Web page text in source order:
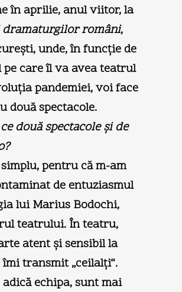
în aprilie, anul viitor, la
dramaturgilor români,
unde, în funcţie de
pe care îl va avea teatrul
pandemiei, voi face
două spectacole.
două spectacole şi de
pentru că m-am
de entuziasmul
lui Marius Bodochi,
teatrului. În teatru,
atent şi sensibil la
îmi transmit „ceilalţi“.
echipa, sunt mai